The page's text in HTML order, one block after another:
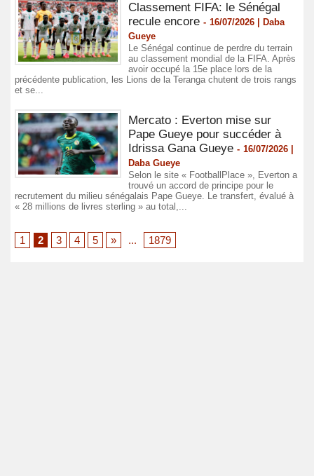
Classement FIFA: le Sénégal
recule encore - 16/07/2026 | Daba
Gueye
Le Sénégal continue de perdre du terrain
au classement mondial de la FIFA. Après
avoir occupé la 15e place lors de la
précédente publication, les Lions de la Teranga chutent de trois rangs
et se...
Mercato : Everton mise sur
Pape Gueye pour succéder à
Idrissa Gana Gueye - 16/07/2026 |
Daba Gueye
Selon le site « FootballPlace », Everton a
trouvé un accord de principe pour le
recrutement du milieu sénégalais Pape Gueye. Le transfert, évalué à
« 28 millions de livres sterling » au total,...
1 2 3 4 5 » ... 1879